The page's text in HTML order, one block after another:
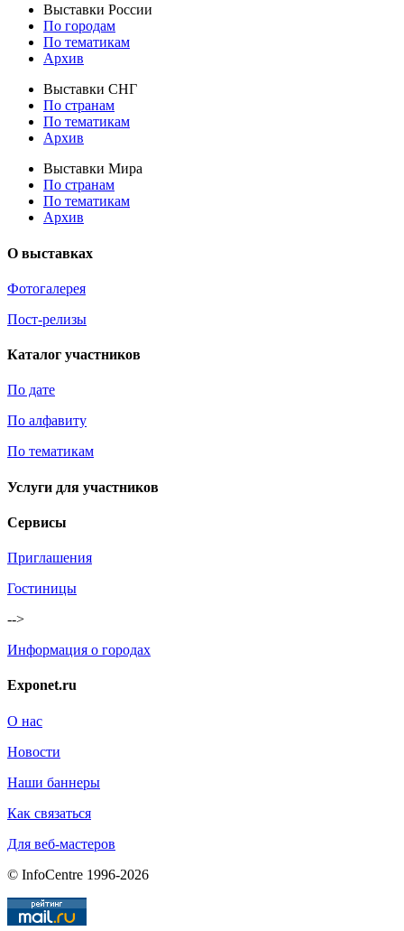
Выставки России
По городам
По тематикам
Архив
Выставки СНГ
По странам
По тематикам
Архив
Выставки Мира
По странам
По тематикам
Архив
О выставках
Фотогалерея
Пост-релизы
Каталог участников
По дате
По алфавиту
По тематикам
Услуги для участников
Сервисы
Приглашения
Гостиницы
-->
Информация о городах
Exponet.ru
О нас
Новости
Наши баннеры
Как связаться
Для веб-мастеров
© InfoCentre 1996-2026